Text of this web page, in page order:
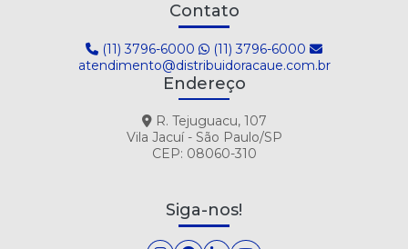
Contato
(11) 3796-6000
(11) 3796-6000
atendimento@distribuidoracaue.com.br
Endereço
R. Tejuguacu, 107
Vila Jacuí - São Paulo/SP
CEP: 08060-310
Siga-nos!